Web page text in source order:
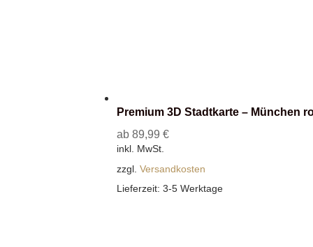
Premium 3D Stadtkarte – München
ab89,99€
inkl. MwSt.
zzgl.Versandkosten
Lieferzeit:3-5 Werktage